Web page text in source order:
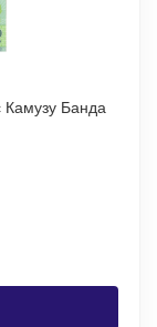
Камузу Банда